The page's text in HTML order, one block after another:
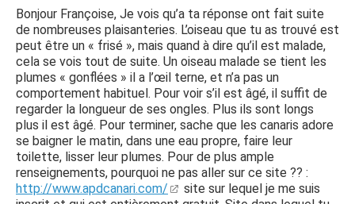
Bonjour Françoise, Je vois qu’a ta réponse ont fait suite
de nombreuses plaisanteries. L’oiseau que tu as trouvé est
peut être un « frisé », mais quand à dire qu’il est malade,
cela se vois tout de suite. Un oiseau malade se tient les
plumes « gonflées » il a l’œil terne, et n’a pas un
comportement habituel. Pour voir s’il est âgé, il suffit de
regarder la longueur de ses ongles. Plus ils sont longs
plus il est âgé. Pour terminer, sache que les canaris adore
se baigner le matin, dans une eau propre, faire leur
toilette, lisser leur plumes. Pour de plus ample
renseignements, pourquoi ne pas aller sur ce site ?? :
http://www.apdcanari.com/
site sur lequel je me suis